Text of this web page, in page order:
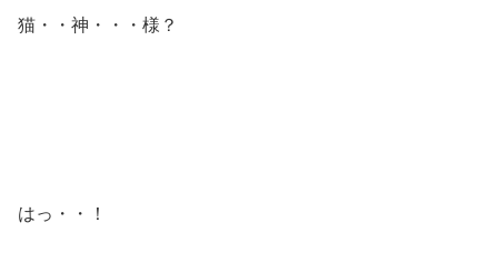
猫・・神・・・様？
はっ・・！